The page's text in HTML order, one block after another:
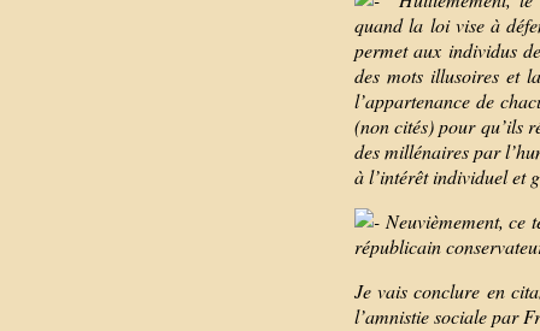
quand la loi vise à
permet aux individus
des mots illusoires et
l’appartenance de
(non cités) pour qu’ils
des millénaires par
à l’intérêt individuel et
Neuvièmement, ce
républicain
Je vais conclure en
l’amnistie sociale par